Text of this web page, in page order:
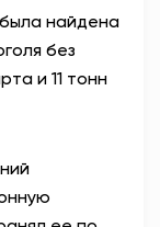
найдена
без
и 11 тонн